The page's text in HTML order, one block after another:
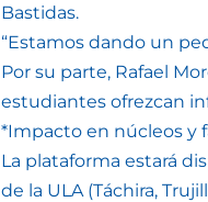
Bastidas.
“Estamos dando un
Por su parte, Rafael
estudiantes ofrezcan
*Impacto en núcleos y
La plataforma estará
de la ULA (Táchira,